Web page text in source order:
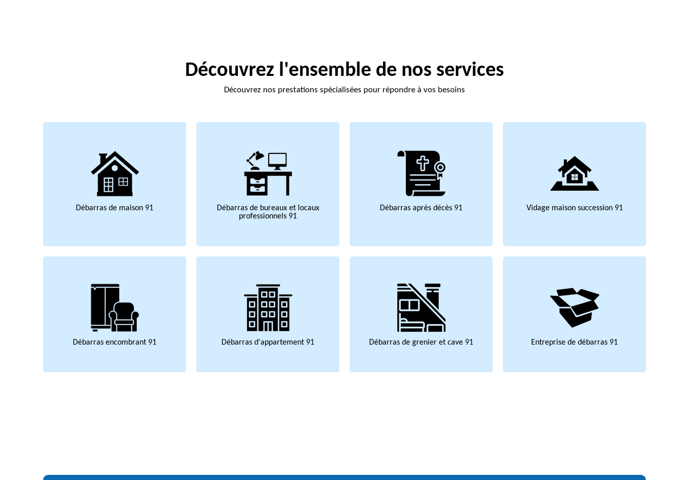
Découvrez l'ensemble de nos services
Découvrez nos prestations spécialisées pour répondre à vos besoins
Débarras de maison 91
Débarras de bureaux et locaux
professionnels 91
Débarras après décès 91 Vidage maison succession 91
Débarras encombrant 91 Débarras d'appartement 91 Débarras de grenier et cave 91 Entreprise de débarras 91